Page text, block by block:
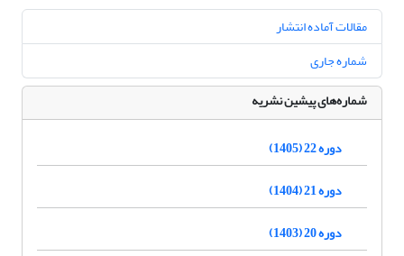
مقالات آماده انتشار
شماره جاری
شماره‌های پیشین نشریه
دوره 22 (1405)
دوره 21 (1404)
دوره 20 (1403)